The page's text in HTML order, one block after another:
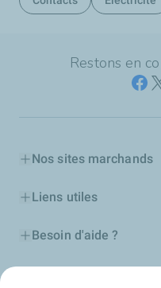
Restons en
Nos sites marchands
Liens utiles
Besoin d'aide ?